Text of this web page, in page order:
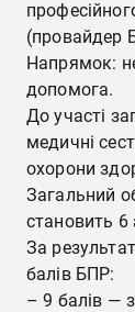
(провайдер
Напрямок:
допомога.
До участі
медичні
охорони
Загальний
становить 6
За
балів БПР:
– 9 балів —